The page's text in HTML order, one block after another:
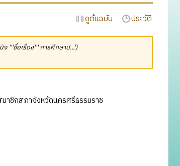
ดูต้นฉบับ ประวัติ
'''ชื่อเรื่อง''' การศึกษาป...')
ชิกสภาจังหวัดนครศรีธรรมราช